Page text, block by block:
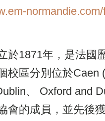
於1871年，是法國
校區分別位於Caen
、 Oxford and
會的成員，並先後